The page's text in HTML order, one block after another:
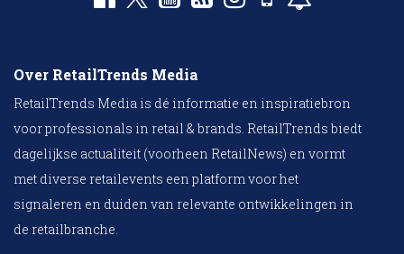
Over RetailTrends Media
RetailTrends Media is dé informatie en inspiratiebron
voor professionals in retail & brands. RetailTrends biedt
dagelijkse actualiteit (voorheen RetailNews) en vormt
met diverse retailevents een platform voor het
signaleren en duiden van relevante ontwikkelingen in
de retailbranche.